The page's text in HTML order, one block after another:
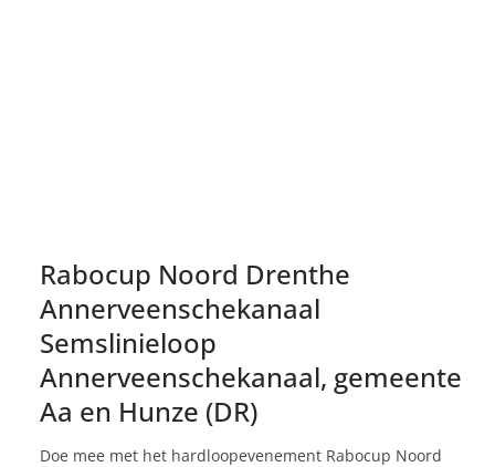
Rabocup Noord Drenthe
Annerveenschekanaal
Semslinieloop
Annerveenschekanaal, gemeente
Aa en Hunze (DR)
Doe mee met het hardloopevenement Rabocup Noord